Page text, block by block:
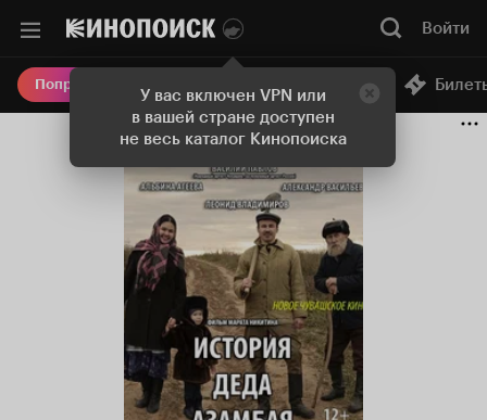
У вас включен VPN или
в вашей стране доступен
не весь каталог Кинопоиска
Войти
Попробовать Плюс Онлайн-кинотеатр